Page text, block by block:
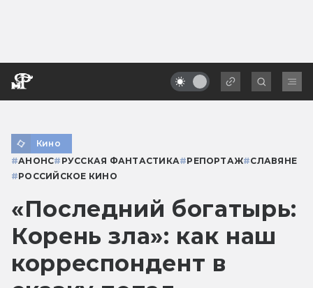
Кино
#АНОНС# РУССКАЯ ФАНТАСТИКА#РЕПОРТАЖ#СЛАВЯНЕ
#РОССИЙСКОЕ КИНО
«Последний богатырь:
Корень зла»: как наш
корреспондент в